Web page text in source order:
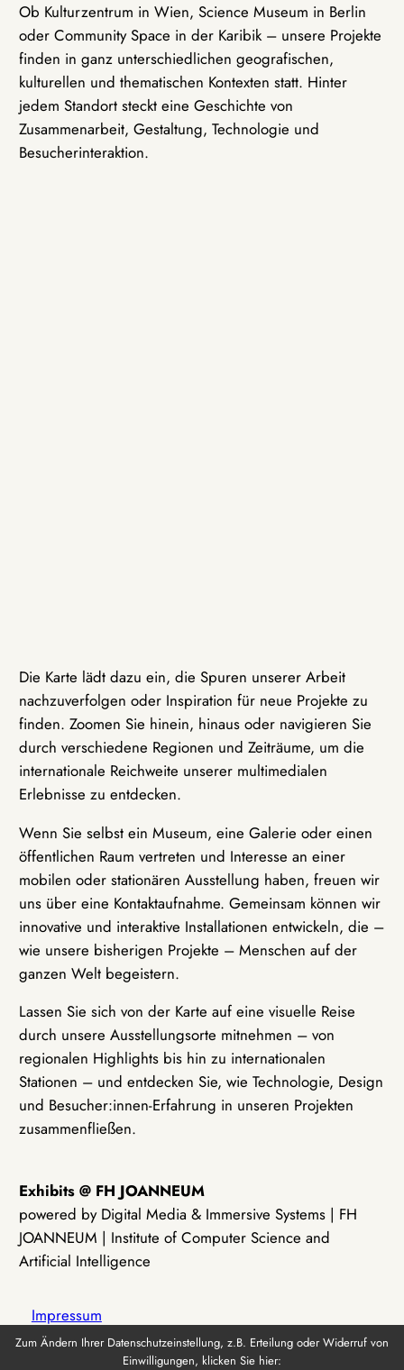
Ob Kulturzentrum in Wien, Science Museum in Berlin
oder Community Space in der Karibik – unsere Projekte
finden in ganz unterschiedlichen geografischen,
kulturellen und thematischen Kontexten statt. Hinter
jedem Standort steckt eine Geschichte von
Zusammenarbeit, Gestaltung, Technologie und
Besucherinteraktion.
Die Karte lädt dazu ein, die Spuren unserer Arbeit
nachzuverfolgen oder Inspiration für neue Projekte zu
finden. Zoomen Sie hinein, hinaus oder navigieren Sie
durch verschiedene Regionen und Zeiträume, um die
internationale Reichweite unserer multimedialen
Erlebnisse zu entdecken.
Wenn Sie selbst ein Museum, eine Galerie oder einen
öffentlichen Raum vertreten und Interesse an einer
mobilen oder stationären Ausstellung haben, freuen wir
uns über eine Kontaktaufnahme. Gemeinsam können wir
innovative und interaktive Installationen entwickeln, die –
wie unsere bisherigen Projekte – Menschen auf der
ganzen Welt begeistern.
Lassen Sie sich von der Karte auf eine visuelle Reise
durch unsere Ausstellungsorte mitnehmen – von
regionalen Highlights bis hin zu internationalen
Stationen – und entdecken Sie, wie Technologie, Design
und Besucher:innen-Erfahrung in unseren Projekten
zusammenfließen.
Exhibits @ FH JOANNEUM
powered by Digital Media & Immersive Systems | FH
JOANNEUM | Institute of Computer Science and
Artificial Intelligence
Impressum
Zum Ändern Ihrer Datenschutzeinstellung, z.B. Erteilung oder Widerruf von
Einwilligungen, klicken Sie hier: